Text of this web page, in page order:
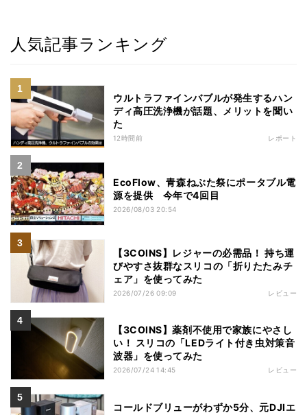
人気記事ランキング
ウルトラファインバブルが発生するハン
ディ高圧洗浄機が話題、メリットを聞い
た
12時間前 レポート
EcoFlow、青森ねぶた祭にポータブル電
源を提供 今年で4回目
2026/08/03 20:54
【3COINS】レジャーの必需品！ 持ち運
びやすさ抜群なスリコの「折りたたみチ
ェア」を使ってみた
2026/07/26 09:09 レビュー
【3COINS】薬剤不使用で家族にやさし
い！ スリコの「LEDライト付き虫対策音
波器」を使ってみた
2026/07/24 14:45 レビュー
コールドブリューがわずか5分、元DJIエ